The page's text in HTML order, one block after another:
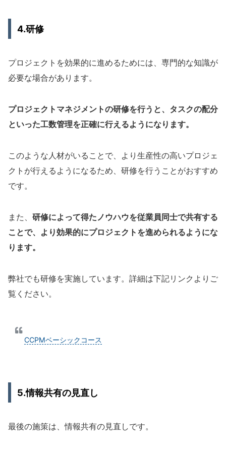
4.研修
プロジェクトを効果的に進めるためには、専門的な知識が
必要な場合があります。
プロジェクトマネジメントの研修を行うと、タスクの配分
といった工数管理を正確に行えるようになります。
このような人材がいることで、より生産性の高いプロジェ
クトが行えるようになるため、研修を行うことがおすすめ
です。
また、 研修によって得たノウハウを従業員同士で共有する
ことで、より効果的にプロジェクトを進められるようにな
ります。
弊社でも研修を実施しています。詳細は下記リンクよりご
覧ください。
CCPMベーシックコース
5.情報共有の見直し
最後の施策は、情報共有の見直しです。